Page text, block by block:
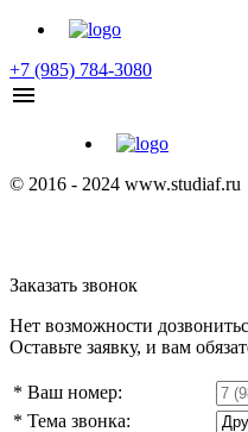
+7 (985) 784-3080
© 2016 - 2024 www.studiaf.ru
Заказать звонок
Нет возможности
Оставьте заявку, и вам
* Ваш номер:
* Тема звонка: